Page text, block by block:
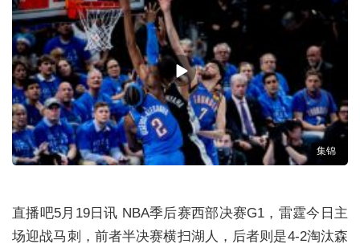
集锦
直播吧5月19日讯 NBA季后赛西部决赛G1，雷霆今日主
场迎战马刺，前者半决赛横扫湖人，后者则是4-2淘汰森